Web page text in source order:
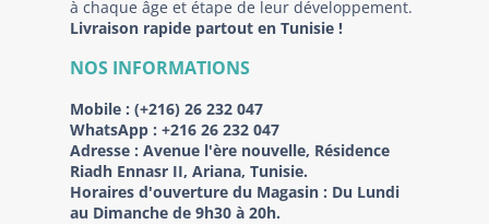
à chaque âge et étape de leur développement.
Livraison rapide partout en Tunisie !
NOS INFORMATIONS
Mobile : (+216) 26 232 047
WhatsApp : +216 26 232 047
Adresse : Avenue l'ère nouvelle, Résidence
Riadh Ennasr II, Ariana, Tunisie.
Horaires d'ouverture du Magasin : Du Lundi
au Dimanche de 9h30 à 20h.